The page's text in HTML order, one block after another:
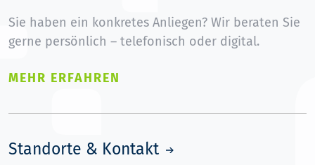
Sie haben ein konkretes Anliegen? Wir beraten Sie
gerne persönlich – telefonisch oder digital.
MEHR ERFAHREN
Standorte & Kontakt